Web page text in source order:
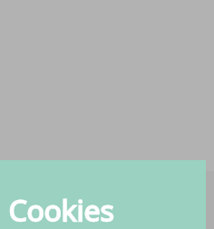
ayuda?
Cookies